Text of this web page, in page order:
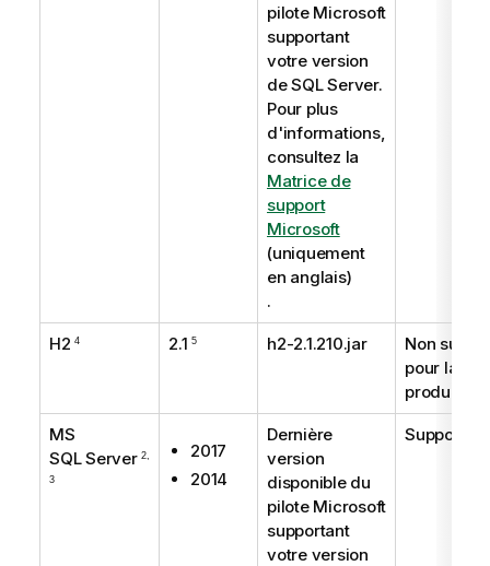
pilote Microsoft
supportant
votre version
de SQL Server.
Pour plus
d'informations,
consultez la
Matrice de
support
Microsoft
(uniquement
en anglais)
.
H24 2.1 5 h2-2.1.210.jar
Non
pour la
production
MS
SQL Server2,
3
2017
2014
Dernière
version
disponible du
pilote Microsoft
supportant
votre version
Supporté